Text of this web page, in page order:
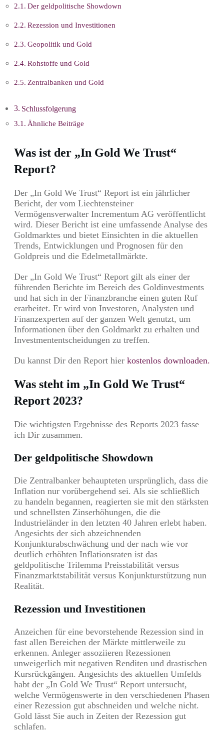
Der geldpolitische Showdown
Rezession und Investitionen
Geopolitik und Gold
Rohstoffe und Gold
Zentralbanken und Gold
Schlussfolgerung
Ähnliche Beiträge
Was ist der „In Gold We Trust“
Report?
Der „In Gold We Trust“ Report ist ein jährlicher
Bericht, der vom Liechtensteiner
Vermögensverwalter Incrementum AG veröffentlicht
wird. Dieser Bericht ist eine umfassende Analyse des
Goldmarktes und bietet Einsichten in die aktuellen
Trends, Entwicklungen und Prognosen für den
Goldpreis und die Edelmetallmärkte.
Der „In Gold We Trust“ Report gilt als einer der
führenden Berichte im Bereich des Goldinvestments
und hat sich in der Finanzbranche einen guten Ruf
erarbeitet. Er wird von Investoren, Analysten und
Finanzexperten auf der ganzen Welt genutzt, um
Informationen über den Goldmarkt zu erhalten und
Investmententscheidungen zu treffen.
Du kannst Dir den Report hier kostenlos downloaden.
Was steht im „In Gold We Trust“
Report 2023?
Die wichtigsten Ergebnisse des Reports 2023 fasse
ich Dir zusammen.
Der geldpolitische Showdown
Die Zentralbanker behaupteten ursprünglich, dass die
Inflation nur vorübergehend sei. Als sie schließlich
zu handeln begannen, reagierten sie mit den stärksten
und schnellsten Zinserhöhungen, die die
Industrieländer in den letzten 40 Jahren erlebt haben.
Angesichts der sich abzeichnenden
Konjunkturabschwächung und der nach wie vor
deutlich erhöhten Inflationsraten ist das
geldpolitische Trilemma Preisstabilität versus
Finanzmarktstabilität versus Konjunkturstützung nun
Realität.
Rezession und Investitionen
Anzeichen für eine bevorstehende Rezession sind in
fast allen Bereichen der Märkte mittlerweile zu
erkennen. Anleger assoziieren Rezessionen
unweigerlich mit negativen Renditen und drastischen
Kursrückgängen. Angesichts des aktuellen Umfelds
habt der „In Gold We Trust“ Report untersucht,
welche Vermögenswerte in den verschiedenen Phasen
einer Rezession gut abschneiden und welche nicht.
Gold lässt Sie auch in Zeiten der Rezession gut
schlafen.